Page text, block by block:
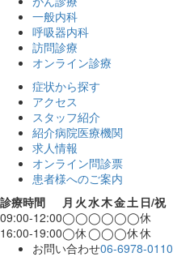
一般内科
呼吸器内科
訪問診療
オンライン診療
症状から探す
アクセス
スタッフ紹介
紹介病院医療機関
求人情報
オンライン問診票
患者様へのご案内
診療時間
月 火水木金土 日/祝
09:00-12:00◯◯◯◯◯◯休
16:00-19:00◯休◯◯◯休休
お問い合わせ06-6978-0110